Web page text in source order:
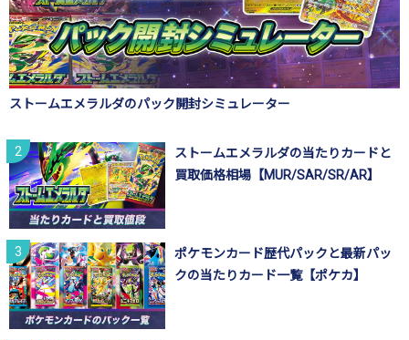
ストームエメラルダのパック開封シミュレーター
ストームエメラルダの当たりカードと
買取価格相場【MUR/SAR/SR/AR】
ポケモンカード歴代パックと最新パッ
クの当たりカード一覧【ポケカ】